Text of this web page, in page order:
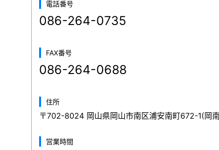
電話番号
086-264-0735
FAX番号
086-264-0688
住所
〒702-8024 岡山県岡山市南区浦安南町672-1(岡
営業時間